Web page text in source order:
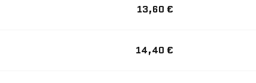
13,60 €
14,40 €